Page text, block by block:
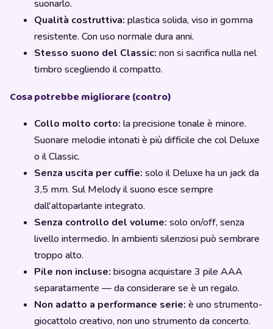
suonarlo.
Qualità costruttiva: plastica solida, viso in gomma
resistente. Con uso normale dura anni.
Stesso suono del Classic: non si sacrifica nulla nel
timbro scegliendo il compatto.
Cosa potrebbe migliorare (contro)
Collo molto corto: la precisione tonale è minore.
Suonare melodie intonati è più difficile che col Deluxe
o il Classic.
Senza uscita per cuffie: solo il Deluxe ha un jack da
3,5 mm. Sul Melody il suono esce sempre
dall'altoparlante integrato.
Senza controllo del volume: solo on/off, senza
livello intermedio. In ambienti silenziosi può sembrare
troppo alto.
Pile non incluse: bisogna acquistare 3 pile AAA
separatamente — da considerare se è un regalo.
Non adatto a performance serie: è uno strumento-
giocattolo creativo, non uno strumento da concerto.